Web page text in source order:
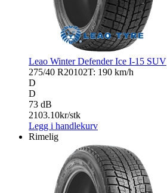
Leao Winter Defender Ice I-15 SUV
275/40 R20102T: 190 km/h
D
D
73 dB
2103.10kr/stk
Legg i handlekurv
Rimelig